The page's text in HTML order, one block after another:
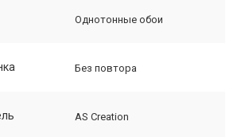
Однотонные обои
Без повтора
AS Creation